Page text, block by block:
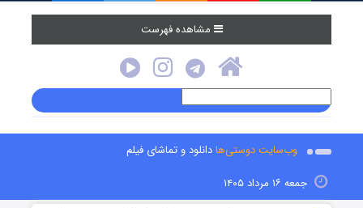
مشاهده فهرست
وب‌سایت دوستی‌هادانلود و تماشای فیلم
جمعه ۱۶ مرداد ۱۴۰۵